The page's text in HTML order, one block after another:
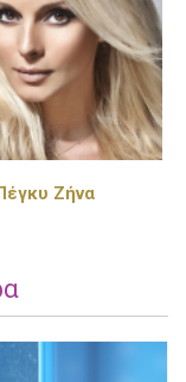
Ζήνα